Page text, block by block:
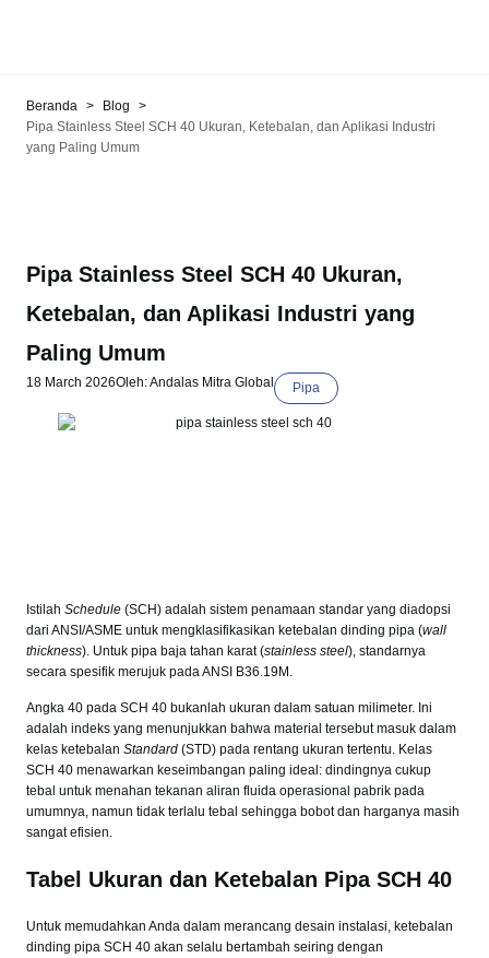
Beranda > Blog
>
Pipa Stainless Steel SCH 40 Ukuran, Ketebalan, dan Aplikasi Industri
yang Paling Umum
Pipa Stainless Steel SCH 40 Ukuran,
Ketebalan, dan Aplikasi Industri yang
Paling Umum
18 March 2026Oleh: Andalas Mitra Global Pipa
Istilah Schedule (SCH) adalah sistem penamaan standar yang diadopsi
dari ANSI/ASME untuk mengklasifikasikan ketebalan dinding pipa (wall
thickness). Untuk pipa baja tahan karat (stainless steel), standarnya
secara spesifik merujuk pada ANSI B36.19M.
Angka 40 pada SCH 40 bukanlah ukuran dalam satuan milimeter. Ini
adalah indeks yang menunjukkan bahwa material tersebut masuk dalam
kelas ketebalan Standard (STD) pada rentang ukuran tertentu. Kelas
SCH 40 menawarkan keseimbangan paling ideal: dindingnya cukup
tebal untuk menahan tekanan aliran fluida operasional pabrik pada
umumnya, namun tidak terlalu tebal sehingga bobot dan harganya masih
sangat efisien.
Tabel Ukuran dan Ketebalan Pipa SCH 40
Untuk memudahkan Anda dalam merancang desain instalasi, ketebalan
dinding pipa SCH 40 akan selalu bertambah seiring dengan